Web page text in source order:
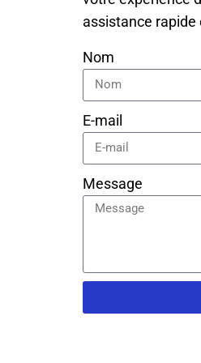
assistance rapide
Nom
E-mail
Message